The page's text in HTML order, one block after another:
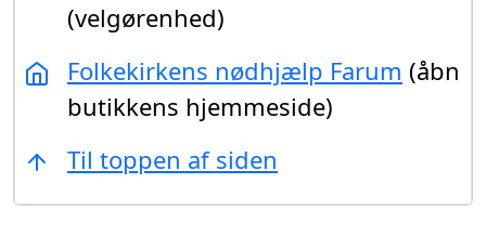
(velgørenhed)
Folkekirkens nødhjælp Farum (åbn
butikkens hjemmeside)
Til toppen af siden